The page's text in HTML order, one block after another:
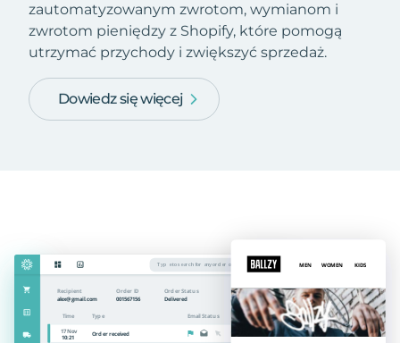
zautomatyzowanym zwrotom, wymianom i
zwrotom pieniędzy z Shopify, które pomogą
utrzymać przychody i zwiększyć sprzedaż.
Dowiedz się więcej